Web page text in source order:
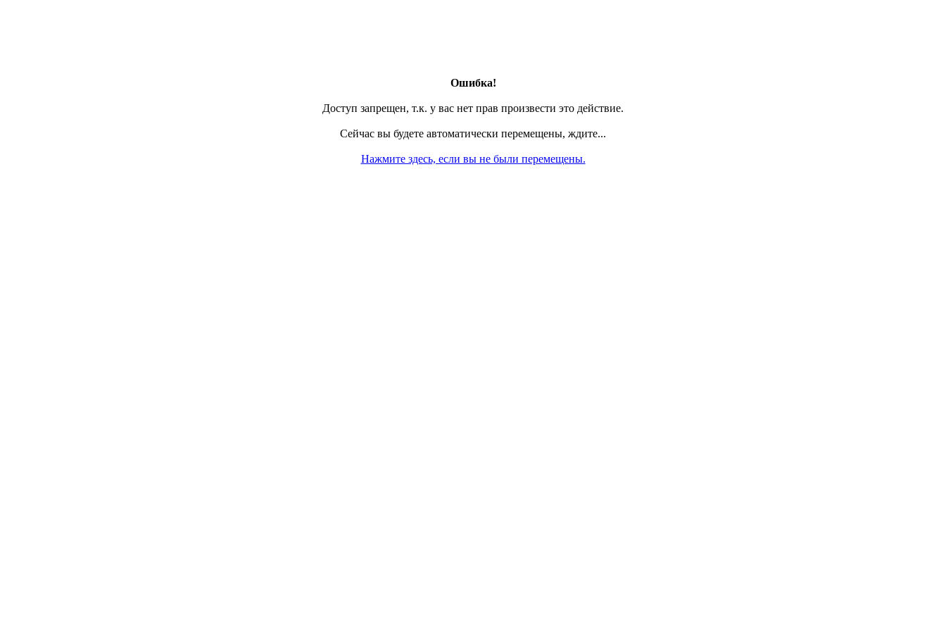
Ошибка!
Доступ запрещен, т.к. у вас нет прав произвести это действие.
Сейчас вы будете автоматически перемещены, ждите...
Нажмите здесь, если вы не были перемещены.